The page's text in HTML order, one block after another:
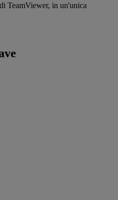
TeamViewer, in un'unica